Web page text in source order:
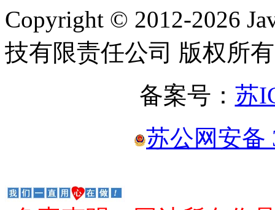
Copyright © 2012-2026
技有限责任公司 版权所有
备案号： 苏
苏公网安备